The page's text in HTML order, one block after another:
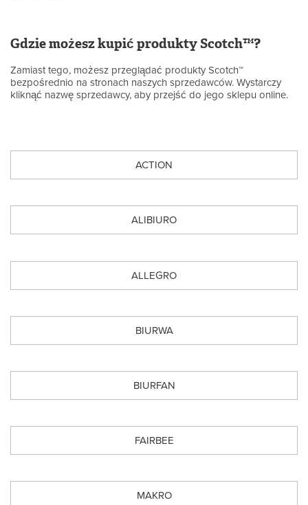
Gdzie możesz kupić produkty Scotch™?
Zamiast tego, możesz przeglądać produkty Scotch™
bezpośrednio na stronach naszych sprzedawców. Wystarczy
kliknąć nazwę sprzedawcy, aby przejść do jego sklepu online.
ACTION
ALIBIURO
ALLEGRO
BIURWA
BIURFAN
FAIRBEE
MAKRO